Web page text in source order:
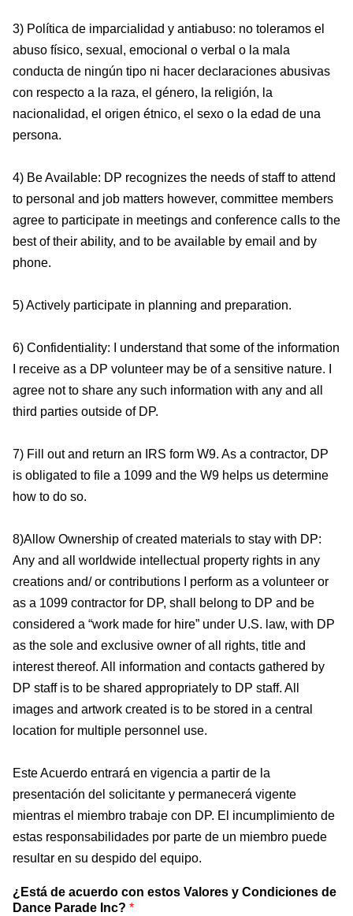
3) Política de imparcialidad y antiabuso: no toleramos el
abuso físico, sexual, emocional o verbal o la mala
conducta de ningún tipo ni hacer declaraciones abusivas
con respecto a la raza, el género, la religión, la
nacionalidad, el origen étnico, el sexo o la edad de una
persona.
4) Be Available: DP recognizes the needs of staff to attend
to personal and job matters however, committee members
agree to participate in meetings and conference calls to the
best of their ability, and to be available by email and by
phone.
5) Actively participate in planning and preparation.
6) Confidentiality: I understand that some of the information
I receive as a DP volunteer may be of a sensitive nature. I
agree not to share any such information with any and all
third parties outside of DP.
7) Fill out and return an IRS form W9. As a contractor, DP
is obligated to file a 1099 and the W9 helps us determine
how to do so.
8)Allow Ownership of created materials to stay with DP:
Any and all worldwide intellectual property rights in any
creations and/ or contributions I perform as a volunteer or
as a 1099 contractor for DP, shall belong to DP and be
considered a “work made for hire” under U.S. law, with DP
as the sole and exclusive owner of all rights, title and
interest thereof. All information and contacts gathered by
DP staff is to be shared appropriately to DP staff. All
images and artwork created is to be stored in a central
location for multiple personnel use.
Este Acuerdo entrará en vigencia a partir de la
presentación del solicitante y permanecerá vigente
mientras el miembro trabaje con DP. El incumplimiento de
estas responsabilidades por parte de un miembro puede
resultar en su despido del equipo.
¿Está de acuerdo con estos Valores y Condiciones de
Dance Parade Inc? *